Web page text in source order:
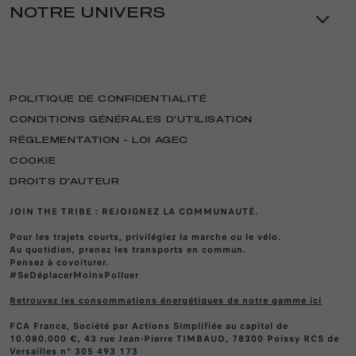
DÉCOUVREZ NOS OFFRES
TÉLÉCHARGEZ UNE BROCHURE
ESTIMEZ VOTRE REPRISE
ACHETEZ EN LIGNE
PROFESSIONNELS
FLEET & BUSINESS
TROUVEZ UN BUSINESS CENTER
OFFRES BUSINESS
LOCATION LONGUE DUREE
ALFA ROMEO GLASS
ENTRETIEN DES VÉHICULES DE 3 ANS
ET PLUS
OFFRES DU MOMENT
RDV ATELIER
RECYCLAGE DE VOTRE VÉHICULE
VIDEOCHECK
N° DE TEL ASSISTANCE VÉHICULE EN
PANNE
MERCHANDISING
NOTRE UNIVERS
ÉCHANGEZ AVEC UN AMBASSADEUR
DEVENIR AMBASSADEUR
RECRUTEMENT
BERLINES
POLITIQUE DE CONFIDENTIALITÉ
CONDITIONS GÉNÉRALES D'UTILISATION
RÉGLEMENTATION - LOI AGEC
COOKIE
DROITS D'AUTEUR
JOIN THE TRIBE : REJOIGNEZ LA COMMUNAUTÉ.
Pour les trajets courts, privilégiez la marche ou le vélo.
Au quotidien, prenez les transports en commun.
Pensez à covoiturer.
#SeDéplacerMoinsPolluer
Retrouvez les consommations énergétiques de notre gamme ici
FCA France, Société par Actions Simplifiée au capital de
10.080.000 €, 43 rue Jean-Pierre TIMBAUD, 78300 Poissy RCS de
Versailles n° 305 493 173